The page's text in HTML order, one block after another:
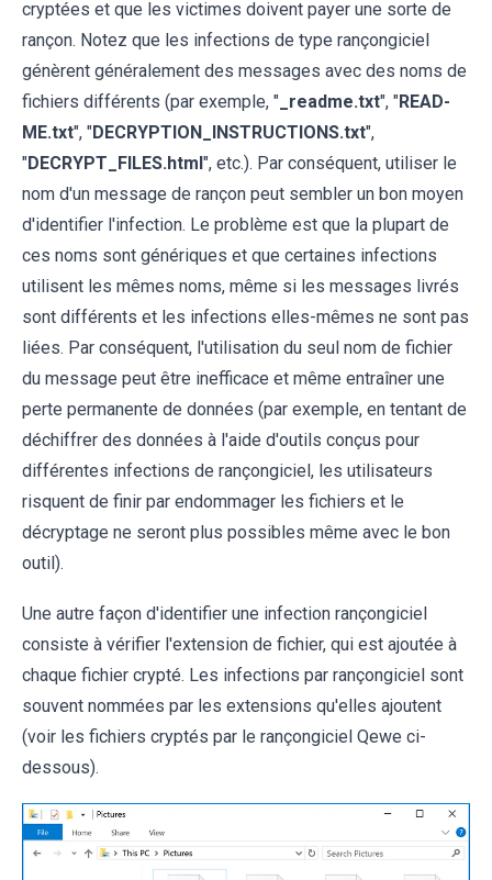
cryptées et que les victimes doivent payer une sorte de
rançon. Notez que les infections de type rançongiciel
génèrent généralement des messages avec des noms de
fichiers différents (par exemple, " _readme.txt", "READ-
ME.txt", "DECRYPTION_INSTRUCTIONS.txt",
"DECRYPT_FILES.html ", etc.). Par conséquent, utiliser le
nom d'un message de rançon peut sembler un bon moyen
d'identifier l'infection. Le problème est que la plupart de
ces noms sont génériques et que certaines infections
utilisent les mêmes noms, même si les messages livrés
sont différents et les infections elles-mêmes ne sont pas
liées. Par conséquent, l'utilisation du seul nom de fichier
du message peut être inefficace et même entraîner une
perte permanente de données (par exemple, en tentant de
déchiffrer des données à l'aide d'outils conçus pour
différentes infections de rançongiciel, les utilisateurs
risquent de finir par endommager les fichiers et le
décryptage ne seront plus possibles même avec le bon
outil).
Une autre façon d'identifier une infection rançongiciel
consiste à vérifier l'extension de fichier, qui est ajoutée à
chaque fichier crypté. Les infections par rançongiciel sont
souvent nommées par les extensions qu'elles ajoutent
(voir les fichiers cryptés par le rançongiciel Qewe ci-
dessous).